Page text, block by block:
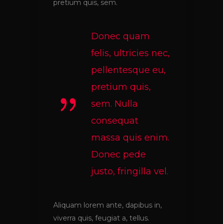
pretium quis, sem.
Donec quam
felis, ultricies nec,
pellentesque eu,
pretium quis,
sem. Nulla
consequat
massa quis enim.
Donec pede
justo, fringilla vel.
Aliquam lorem ante, dapibus in,
viverra quis, feugiat a, tellus.